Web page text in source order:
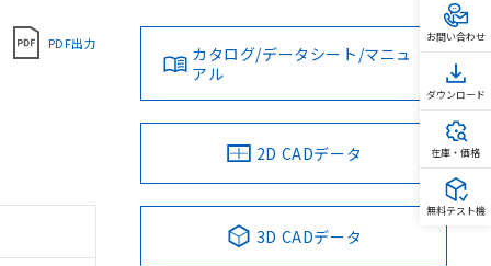
PDF出力
カタログ/データシート/マニュ
アル
2D CADデータ
3D CADデータ
お問い合わせ
ダウンロード
在庫・価格
無料テスト機